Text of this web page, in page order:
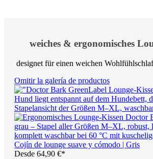
weiches & ergonomisches
designet für einen weichen
Omitir la galería de productos
Cojín de lounge suave y cómodo | Gris
Desde 64,90 €*